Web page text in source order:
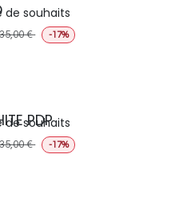
35,00€ -17%
de souhaits
PDP
35,00€ -17%
de souhaits